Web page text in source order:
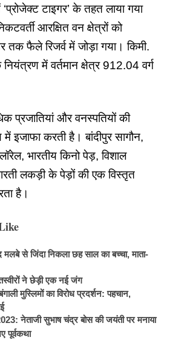
प्रोजेक्ट टाइगर’ के तहत लाया गया
आरक्षित वन क्षेत्रों को
तक फैले रिजर्व में जोड़ा गया। किमी.
नियंत्रण में वर्तमान क्षेत्र 912.04 वर्ग
प्रजातियां और वनस्पतियों की
इजाफा करती है। बांदीपुर सागौन,
भारतीय किनो पेड़, विशाल
लकड़ी के पेड़ों की एक विस्तृत
है।
मलबे से जिंदा निकला छह साल का बच्चा, माता-
ने छेड़ी एक नई जंग
मुस्लिमों का विरोध प्रदर्शन: पहचान,
नेताजी सुभाष चंद्र बोस की जयंती पर मनाया
पूर्वकथा